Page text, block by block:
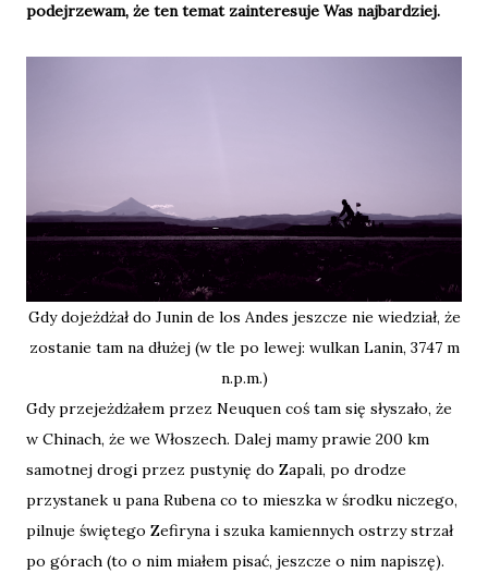
podejrzewam, że ten temat zainteresuje Was najbardziej.
Gdy dojeżdżał do Junin de los Andes jeszcze nie wiedział, że
zostanie tam na dłużej (w tle po lewej: wulkan Lanin, 3747 m
n.p.m.)
Gdy przejeżdżałem przez Neuquen coś tam się słyszało, że
w Chinach, że we Włoszech. Dalej mamy prawie 200 km
samotnej drogi przez pustynię do Zapali, po drodze
przystanek u pana Rubena co to mieszka w środku niczego,
pilnuje świętego Zefiryna i szuka kamiennych ostrzy strzał
po górach (to o nim miałem pisać, jeszcze o nim napiszę).